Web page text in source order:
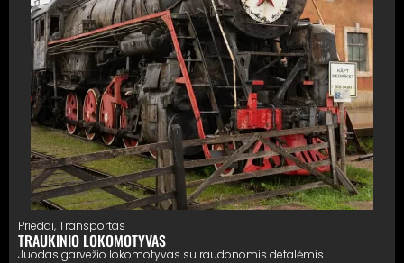
Priedai,Transportas
TRAUKINIO LOKOMOTYVAS
Juodas garvežio lokomotyvas su raudonomis detalėmis